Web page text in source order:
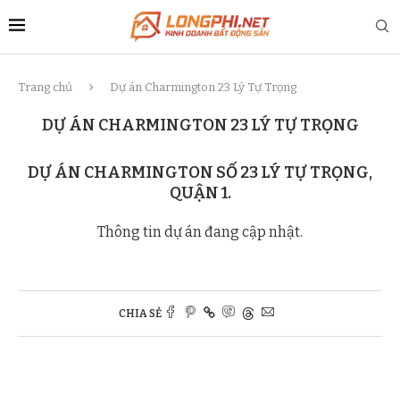
Trang chủ Dự án Charmington 23 Lý Tự Trọng
DỰ ÁN CHARMINGTON 23 LÝ TỰ TRỌNG
DỰ ÁN CHARMINGTON SỐ 23 LÝ TỰ TRỌNG,
QUẬN 1.
Thông tin dự án đang cập nhật.
CHIA SẺ